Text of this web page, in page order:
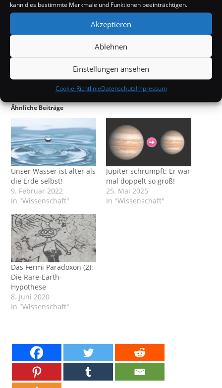
kann dies bestimmte Merkmale und Funktionen beeinträchtigen.
Akzeptieren
Ablehnen
Einstellungen ansehen
Cookie-RichtlinieDatenschutzImpressum
Ähnliche Beiträge
Unser Wasser ist älter als
die Erde selbst!
9. Februar 2022
In "Wissenschaft"
Jupiter schrumpft: Er war
mal doppelt so groß!
25. Mai 2025
In "Wissenschaft"
Das Fermi Paradoxon (2):
Die Rare-Earth-
Hypothese
8. Juni 2020
In "Wissenschaft"